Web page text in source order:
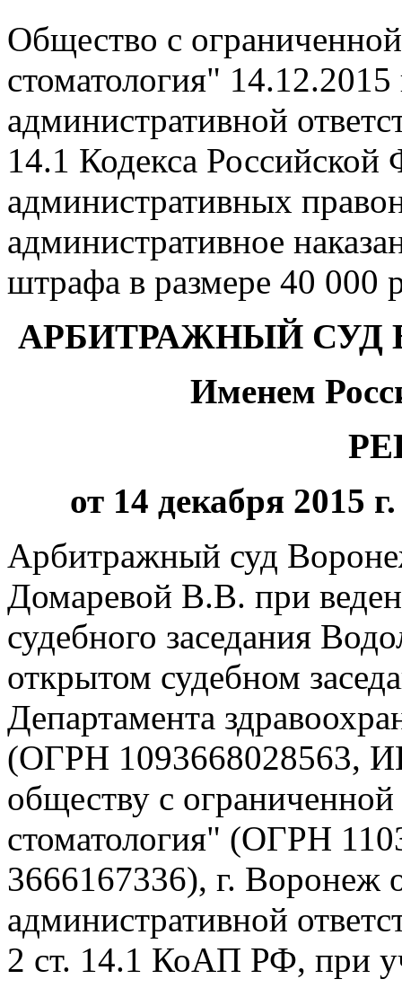
Общество с
стоматология" 14.12.2015
административной
14.1 Кодекса Российской
административных
административное
штрафа в размере 40 000
АРБИТРАЖНЫЙ СУД
Именем
от 14 декабря 2015
Арбитражный суд
Домаревой В.В. при
судебного заседания
открытом судебном
Департамента
(ОГРН 1093668028563,
обществу с
стоматология" (ОГРН
3666167336), г. Воронеж
административной
2 ст. 14.1 КоАП РФ, при